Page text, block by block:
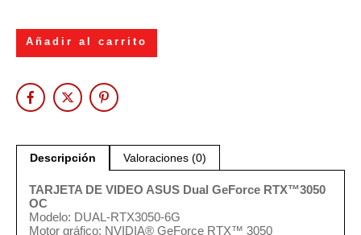
Añadir al carrito
Descripción Valoraciones (0)
TARJETA DE VIDEO ASUS Dual GeForce RTX™3050
OC
Modelo: DUAL-RTX3050-6G
Motor gráfico: NVIDIA® GeForce RTX™ 3050